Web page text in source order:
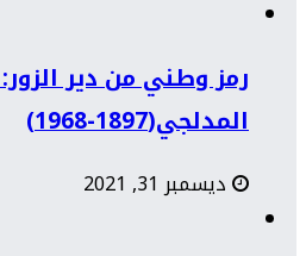
رمز وطني من دير
المدلجي(1897-1968)
ديسمبر 31, 2021